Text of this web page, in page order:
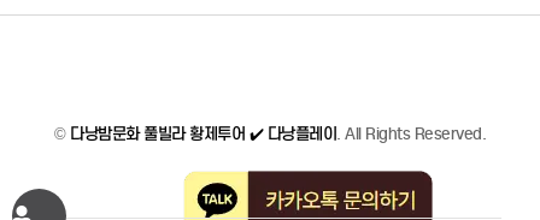
© 다낭밤문화 풀빌라 황제투어 ✔️ 다낭플레이 . All Rights Reserved.